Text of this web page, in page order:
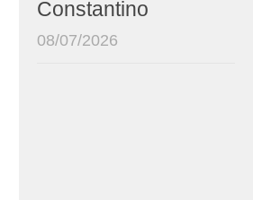
Constantino
08/07/2026